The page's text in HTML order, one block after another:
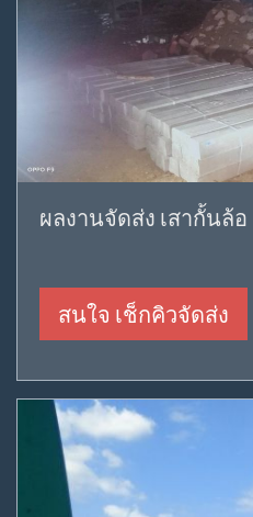
ผลงานจัดส่ง เสากั้นล้อ
สนใจ เช็กคิวจัดส่ง